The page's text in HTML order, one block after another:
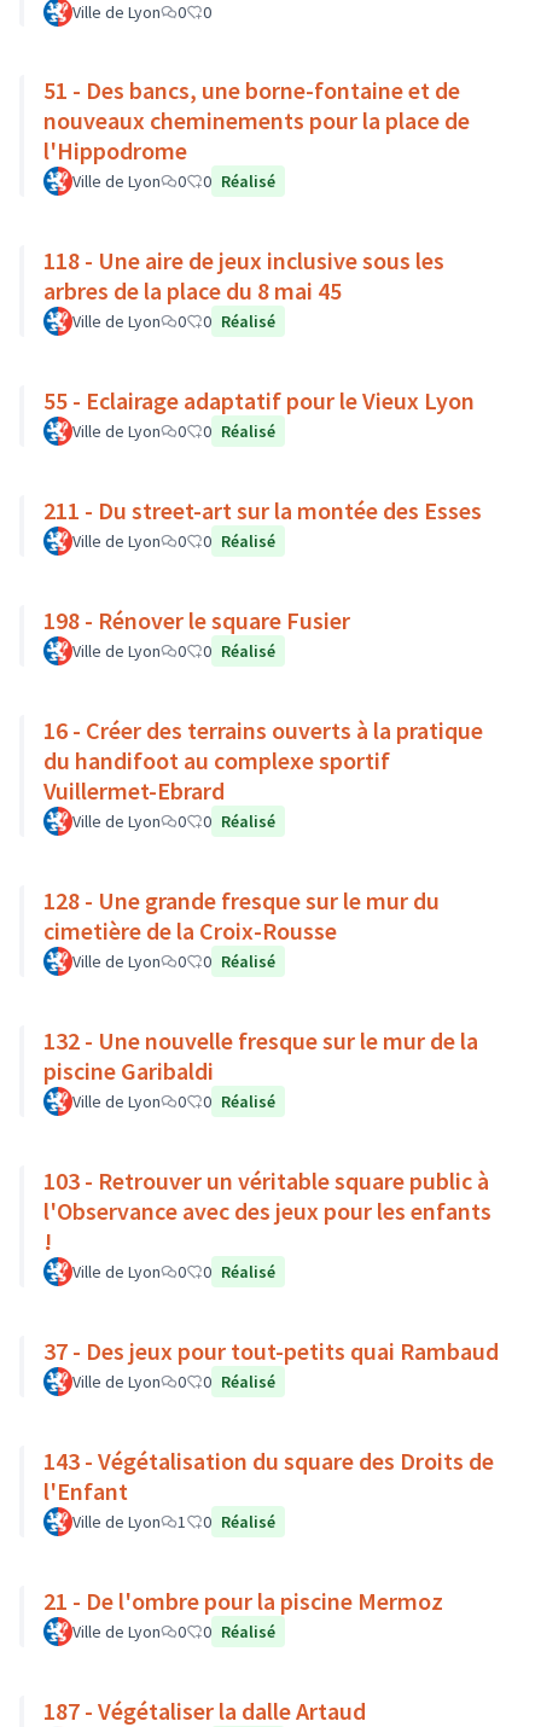
Ville de Lyon 0 0
51 - Des bancs, une borne-fontaine et de
nouveaux cheminements pour la place de
l'Hippodrome
Ville de Lyon 0 0 Réalisé
118 - Une aire de jeux inclusive sous les
arbres de la place du 8 mai 45
Ville de Lyon 0 0 Réalisé
55 - Eclairage adaptatif pour le Vieux Lyon
Ville de Lyon 0 0 Réalisé
211 - Du street-art sur la montée des Esses
Ville de Lyon 0 0 Réalisé
198 - Rénover le square Fusier
Ville de Lyon 0 0 Réalisé
16 - Créer des terrains ouverts à la pratique
du handifoot au complexe sportif
Vuillermet-Ebrard
Ville de Lyon 0 0 Réalisé
128 - Une grande fresque sur le mur du
cimetière de la Croix-Rousse
Ville de Lyon 0 0 Réalisé
132 - Une nouvelle fresque sur le mur de la
piscine Garibaldi
Ville de Lyon 0 0 Réalisé
103 - Retrouver un véritable square public à
l'Observance avec des jeux pour les enfants
!
Ville de Lyon 0 0 Réalisé
37 - Des jeux pour tout-petits quai Rambaud
Ville de Lyon 0 0 Réalisé
143 - Végétalisation du square des Droits de
l'Enfant
Ville de Lyon 1 0 Réalisé
21 - De l'ombre pour la piscine Mermoz
Ville de Lyon 0 0 Réalisé
187 - Végétaliser la dalle Artaud